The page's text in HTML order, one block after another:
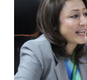
माननीय महिला,